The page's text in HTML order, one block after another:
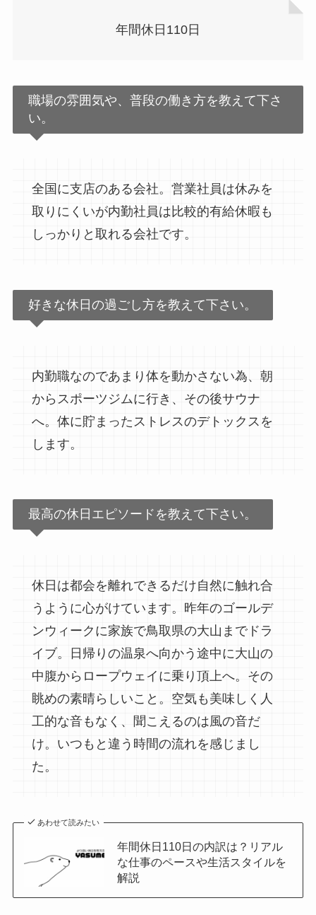
年間休日110日
職場の雰囲気や、普段の働き方を教えて下さ
い。
全国に支店のある会社。営業社員は休みを
取りにくいが内勤社員は比較的有給休暇も
しっかりと取れる会社です。
好きな休日の過ごし方を教えて下さい。
内勤職なのであまり体を動かさない為、朝
からスポーツジムに行き、その後サウナ
へ。体に貯まったストレスのデトックスを
します。
最高の休日エピソードを教えて下さい。
休日は都会を離れできるだけ自然に触れ合
うように心がけています。昨年のゴールデ
ンウィークに家族で鳥取県の大山までドラ
イブ。日帰りの温泉へ向かう途中に大山の
中腹からロープウェイに乗り頂上へ。その
眺めの素晴らしいこと。空気も美味しく人
工的な音もなく、聞こえるのは風の音だ
け。いつもと違う時間の流れを感じまし
た。
あわせて読みたい
年間休日110日の内訳は？リアル
な仕事のペースや生活スタイルを
解説